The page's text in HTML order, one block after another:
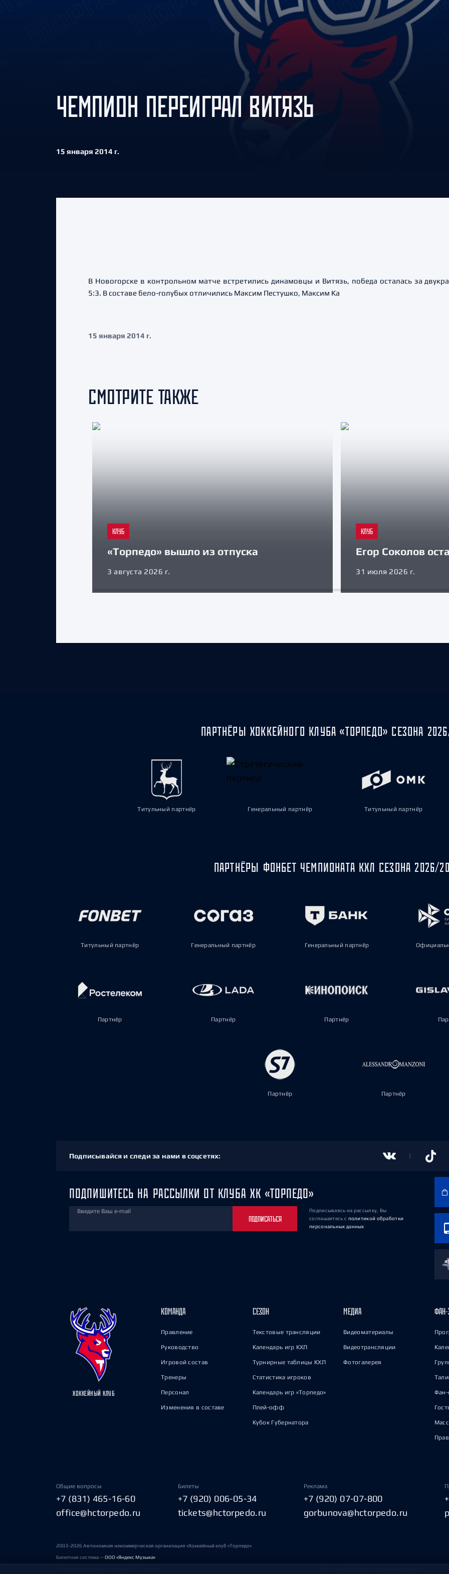
Амур
Барыс
Салават Юлаев
Сибирь
ЧЕМПИОН ПЕРЕИГРАЛ ВИТЯЗЬ
15 января 2014 г.
В Новогорске в контрольном матче встретились динамовцы и Витязь, победа осталась за
5:3. В составе бело-голубых отличились Максим Пестушко, Максим Ка
15 января 2014 г.
СМОТРИТЕ ТАКЖЕ
КЛУБ
«Торпедо» вышло из отпуска
3 августа 2026 г.
КЛУБ
Егор Соколов
31 июля 2026 г.
ПАРТНЁРЫ ХОККЕЙНОГО КЛУБА «ТОРПЕДО» СЕЗОНА
Титульный партнёр Генеральный партнёр Титульный партнёр
ПАРТНЁРЫ ФОНБЕТ ЧЕМПИОНАТА КХЛ СЕЗОНА 2026/
Титульный партнёр Генеральный партнёр Генеральный партнёр
Партнёр Партнёр Партнёр
Партнёр Партнёр
Подписывайся и следи за нами в соцсетях:
ПОДПИШИТЕСЬ НА РАССЫЛКИ ОТ КЛУБА ХК «ТОРПЕДО»
Введите Ваш e-mail
ПОДПИСАТЬСЯ
Подписываясь на рассылку, Вы
соглашаетесь с политикой обработки
персональных данных
ХОККЕЙНЫЙ КЛУБ
КОМАНДА
Правление
Руководство
Игровой состав
Тренеры
Персонал
Изменения в составе
СЕЗОН
Текстовые трансляции
Календарь игр КХЛ
Турнирные таблицы КХЛ
Статистика игроков
Календарь игр «Торпедо»
Плей-офф
Кубок Губернатора
МЕДИА
Видеоматериалы
Видеотрансляции
Фотогалерея
ФАН-
Фан-
Общие вопросы
+7 (831) 465-16-60
office@hctorpedo.ru
Билеты
+7 (920) 006-05-34
tickets@hctorpedo.ru
Реклама
+7 (920) 07-07-800
gorbunova@hctorpedo.ru
2003-2026 Автономная некоммерческая организация «Хоккейный клуб «Торпедо»
Билетная система —ООО «Яндекс Музыка»